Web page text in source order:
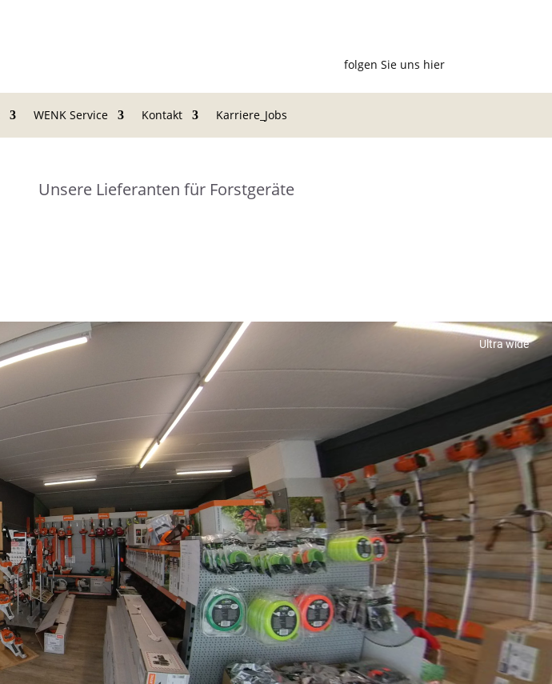
folgen Sie uns hier
WENK Service Kontakt Karriere_Jobs
Unsere Lieferanten für Forstgeräte